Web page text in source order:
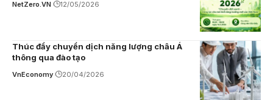
NetZero.VN 12/05/2026
Thúc đẩy chuyển dịch năng lượng châu Á
thông qua đào tạo
VnEconomy 20/04/2026